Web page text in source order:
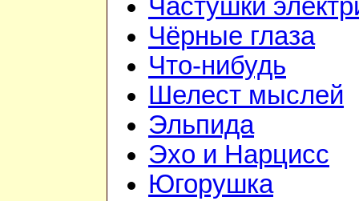
Частушки
Чёрные глаза
Что-нибудь
Шелест мыслей
Эльпида
Эхо и Нарцисс
Югорушка